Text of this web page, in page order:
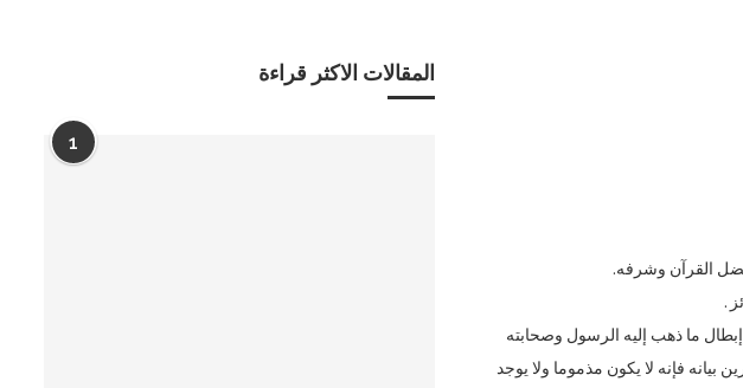
ما ذهب إليه الرسول وصحابته
فإنه لا يكون مذموما ولا يوجد
المقالات الاكثر قراءة
1